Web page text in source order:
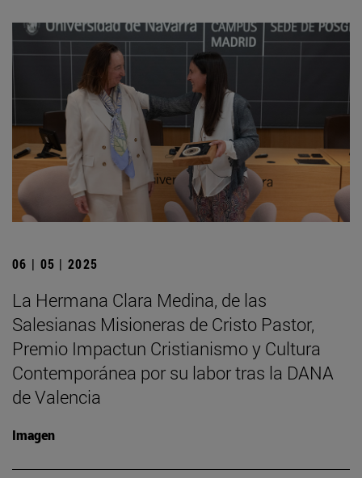
06 | 05 | 2025
La Hermana Clara Medina, de las
Salesianas Misioneras de Cristo Pastor,
Premio Impactun Cristianismo y Cultura
Contemporánea por su labor tras la DANA
de Valencia
Imagen